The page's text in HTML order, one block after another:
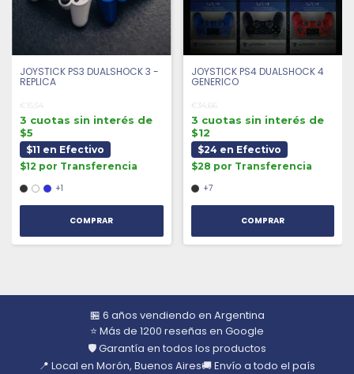
JOYSTICK PS3 DUALSHOCK 3 -
REPLICA
€15,54
3 cuotas sin interés de
$5
$11 en Efectivo
$12 por Transferencia
+1
COMPRAR
JOYSTICK PS4 DUALSHOCK 4
GENERICO
€34,66
3 cuotas sin interés de
$12
$24 en Efectivo
$28 por Transferencia
+7
COMPRAR
🏪 6 años vendiendo en Argentina
⭐ Más de 1200 reseñas en Google
🛡️ Garantía en todos los productos
📍 Local en Morón, Buenos Aires🚚 Envío a todo el país